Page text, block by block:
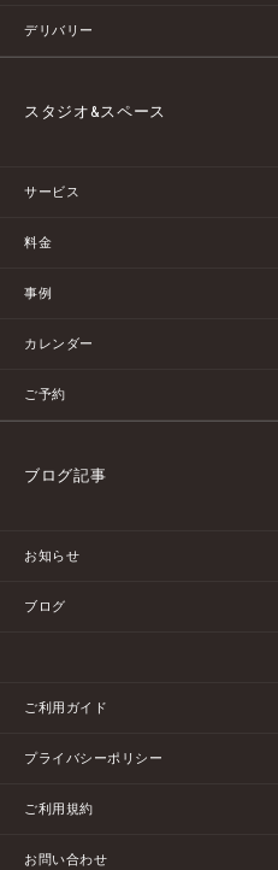
デリバリー
スタジオ&スペース
サービス
料金
事例
カレンダー
ご予約
ブログ記事
お知らせ
ブログ
ご利用ガイド
プライバシーポリシー
ご利用規約
お問い合わせ